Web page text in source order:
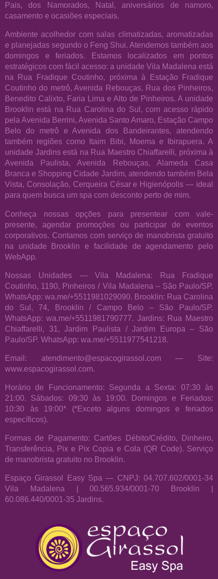
Pais, dos Namorados, Natal, aniversários de namoro,
casamento e ocasiões especiais.
Ambiente acolhedor com salas climatizadas, aromatizadas
e planejadas segundo o Feng Shui. Atendemos também aos
domingos e feriados. Estamos localizados em pontos
estratégicos com fácil acesso: a unidade Vila Madalena está
na Rua Fradique Coutinho, próxima à Estação Fradique
Coutinho do metrô, Avenida Rebouças, Rua dos Pinheiros,
Benedito Calixto, Faria Lima e Alto de Pinheiros. A unidade
Brooklin está na Rua Carolina do Sul, com acesso rápido
pela Avenida Berrini, Avenida Santo Amaro, Estação Campo
Belo do metrô e Avenida dos Bandeirantes, atendendo
também regiões como Itaim Bibi, Moema e Ibirapuera. A
unidade Jardins está na Rua Maestro Chiaffarelli, próxima à
Avenida Paulista, Avenida Rebouças, Alameda Casa
Branca e Shopping Cidade Jardim, atendendo também Bela
Vista, Consolação, Cerqueira César e Higienópolis — ideal
para quem busca um spa com desconto perto de mim.
Conheça nossas opções para presentear com vale-
presente, agendar promoções ou participar de eventos
corporativos. Contamos com serviço de manobrista gratuito
na unidade Brooklin e facilidade de agendamento pelo
WebApp.
Nossas Unidades — Vila Madalena: Rua Fradique
Coutinho, 1190, Pinheiros / Vila Madalena – São Paulo/SP.
WhatsApp: wa.me/+5511981029090. Brooklin: Rua Carolina
do Sul, 74, Brooklin / Campo Belo – São Paulo/SP.
WhatsApp: wa.me/+5511981790777. Jardins: Rua Maestro
Chiaffarelli, 31, Jardim Paulista / Jardim Europa – São
Paulo/SP. WhatsApp: wa.me/+5511977541218.
Email: atendimento@espacogirassol.com — Site:
www.espacogirassol.com.
Horário de Funcionamento: Segunda a Sexta: 07:30 às
21:00. Sábados: 09:30 às 19:00. Domingos e Feriados:
10:30 às 19:00* (*Exceto alguns domingos e feriados
específicos).
Formas de Pagamento: Cartões Débito/Crédito, Dinheiro,
Transferência, Pix e Pix Copia e Cola (QR Code). Serviço
de manobrista gratuito no Brooklin.
Espaço Girassol Easy Spa — CNPJ: 04.707.602/0001-34
Vila Madalena | 00.565.934/0001-70 Brooklin |
60.086.440/0001-35 Jardins.